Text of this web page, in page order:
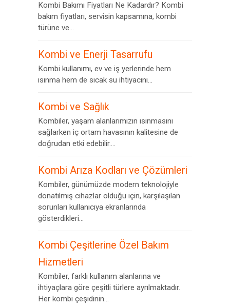
Kombi Bakımı Fiyatları Ne Kadardır? Kombi
bakım fiyatları, servisin kapsamına, kombi
türüne ve...
Kombi ve Enerji Tasarrufu
Kombi kullanımı, ev ve iş yerlerinde hem
ısınma hem de sıcak su ihtiyacını...
Kombi ve Sağlık
Kombiler, yaşam alanlarımızın ısınmasını
sağlarken iç ortam havasının kalitesine de
doğrudan etki edebilir....
Kombi Arıza Kodları ve Çözümleri
Kombiler, günümüzde modern teknolojiyle
donatılmış cihazlar olduğu için, karşılaşılan
sorunları kullanıcıya ekranlarında
gösterdikleri...
Kombi Çeşitlerine Özel Bakım
Hizmetleri
Kombiler, farklı kullanım alanlarına ve
ihtiyaçlara göre çeşitli türlere ayrılmaktadır.
Her kombi çeşidinin...